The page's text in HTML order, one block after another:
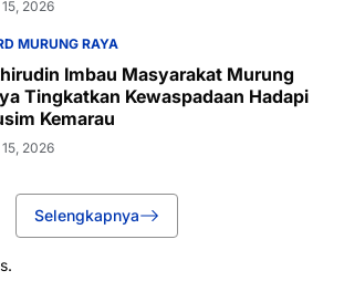
2026
MURUNG RAYA
Imbau Masyarakat Murung
Tingkatkan Kewaspadaan Hadapi
Kemarau
2026
Selengkapnya